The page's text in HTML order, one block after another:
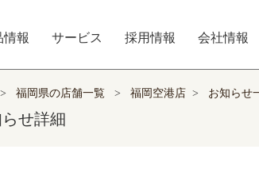
情報 サービス 採用情報 会社情報
> 福岡県の店舗一覧 > 福岡空港店 > お知らせ
せ詳細